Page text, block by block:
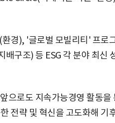
경), '글로벌 모빌리티' 프로
구조) 등 ESG 각 분야 최신
으로도 지속가능경영 활동을
전략 및 혁신을 고도화해 기